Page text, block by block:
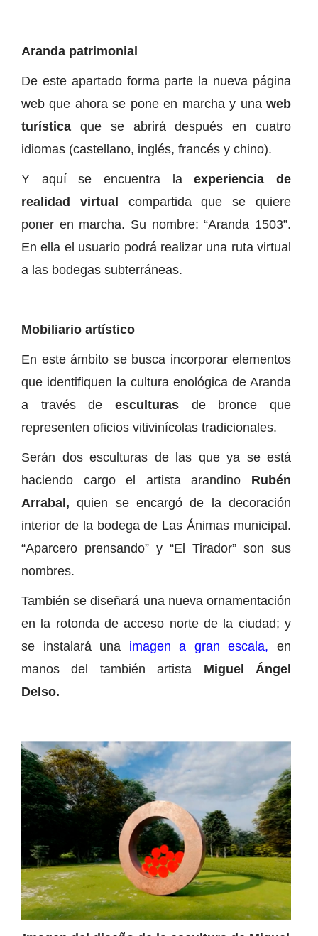
Aranda patrimonial
De este apartado forma parte la nueva página
web que ahora se pone en marcha y una web
turística que se abrirá después en cuatro
idiomas (castellano, inglés, francés y chino).
Y aquí se encuentra la experiencia de
realidad virtual compartida que se quiere
poner en marcha. Su nombre: “Aranda 1503”.
En ella el usuario podrá realizar una ruta virtual
a las bodegas subterráneas.
Mobiliario artístico
En este ámbito se busca incorporar elementos
que identifiquen la cultura enológica de Aranda
a través de esculturas de bronce que
representen oficios vitivinícolas tradicionales.
Serán dos esculturas de las que ya se está
haciendo cargo el artista arandino Rubén
Arrabal, quien se encargó de la decoración
interior de la bodega de Las Ánimas municipal.
“Aparcero prensando” y “El Tirador” son sus
nombres.
También se diseñará una nueva ornamentación
en la rotonda de acceso norte de la ciudad; y
se instalará una imagen a gran escala, en
manos del también artista Miguel Ángel
Delso.